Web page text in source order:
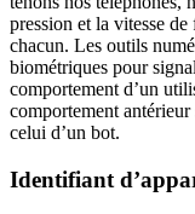
pression et la vitesse
chacun. Les outils
biométriques pour
comportement d’un
comportement
celui d’un bot.
Identifiant